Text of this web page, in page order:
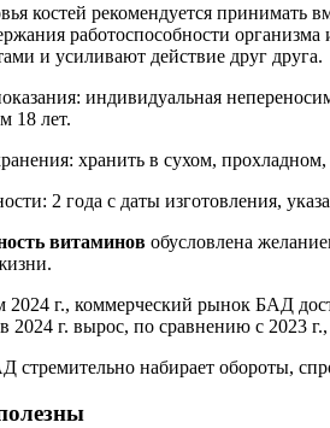
костей рекомендуется принимать
работоспособности
и усиливают действие друг друга.
индивидуальная
18 лет.
хранить в сухом,
2 года с даты изготовления,
витаминов обусловлена
2024 г., коммерческий рынок БАД
2024 г. вырос, по сравнению с 2023
стремительно набирает обороты,